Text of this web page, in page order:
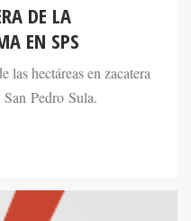
DE LA
EN SPS
las hectáreas en zacatera
Pedro Sula.